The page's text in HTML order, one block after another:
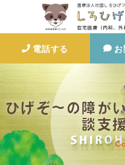
電話する
ひげぞ～の障が
談支